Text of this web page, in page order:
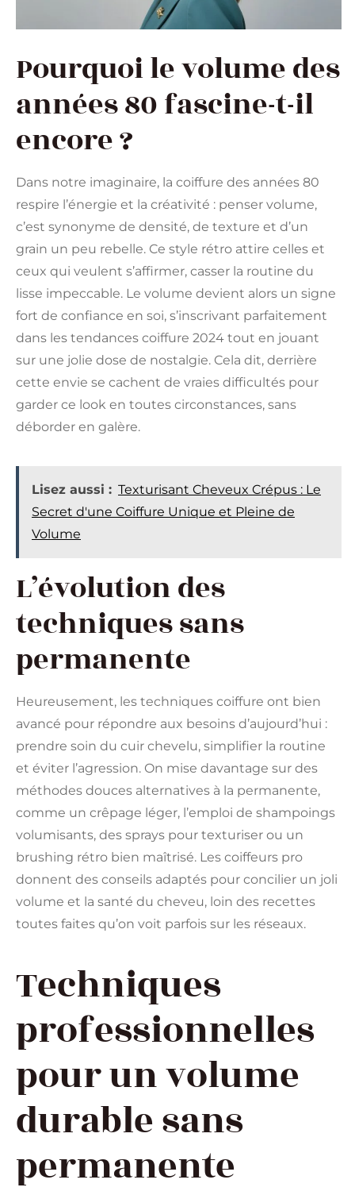
Pourquoi le volume des
années 80 fascine-t-il
encore ?
Dans notre imaginaire, la coiffure des années 80
respire l’énergie et la créativité : penser volume,
c’est synonyme de densité, de texture et d’un
grain un peu rebelle. Ce style rétro attire celles et
ceux qui veulent s’affirmer, casser la routine du
lisse impeccable. Le volume devient alors un signe
fort de confiance en soi, s’inscrivant parfaitement
dans les tendances coiffure 2024 tout en jouant
sur une jolie dose de nostalgie. Cela dit, derrière
cette envie se cachent de vraies difficultés pour
garder ce look en toutes circonstances, sans
déborder en galère.
Lisez aussi : Texturisant Cheveux Crépus : Le
Secret d'une Coiffure Unique et Pleine de
Volume
L’évolution des
techniques sans
permanente
Heureusement, les techniques coiffure ont bien
avancé pour répondre aux besoins d’aujourd’hui :
prendre soin du cuir chevelu, simplifier la routine
et éviter l’agression. On mise davantage sur des
méthodes douces alternatives à la permanente,
comme un crêpage léger, l’emploi de shampoings
volumisants, des sprays pour texturiser ou un
brushing rétro bien maîtrisé. Les coiffeurs pro
donnent des conseils adaptés pour concilier un joli
volume et la santé du cheveu, loin des recettes
toutes faites qu’on voit parfois sur les réseaux.
Techniques
professionnelles
pour un volume
durable sans
permanente